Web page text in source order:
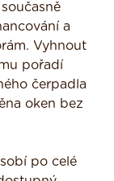
a
Vyhnout
pořadí
čerpadla
oken bez
po celé